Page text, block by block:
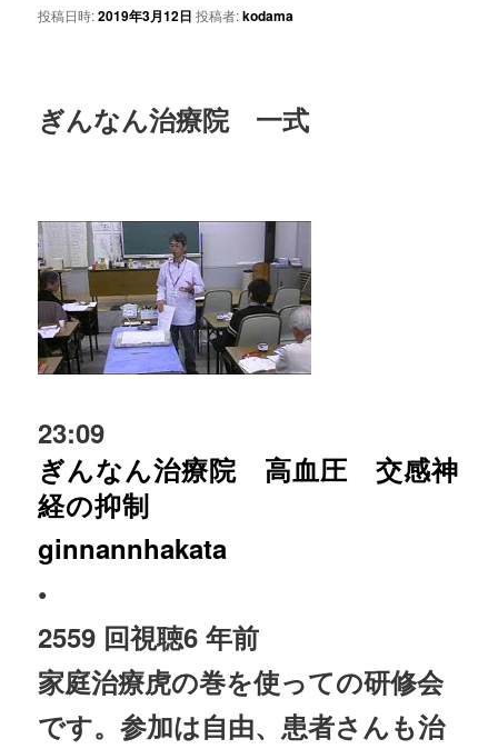
投稿日時:2019年3月12日 投稿者:kodama
ぎんなん治療院 一式
23:09
ぎんなん治療院 高血圧 交感神
経の抑制
ginnannhakata
•
2559 回視聴6 年前
家庭治療虎の巻を使っての研修会
です。参加は自由、患者さんも治